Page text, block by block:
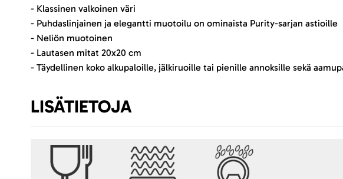
- Klassinen valkoinen väri
- Puhdaslinjainen ja elegantti muotoilu on ominaista Purity-sarjan astioille
- Neliön muotoinen
- Lautasen mitat 20x20 cm
- Täydellinen koko alkupaloille, jälkiruoille tai pienille annoksille sekä
LISÄTIETOJA